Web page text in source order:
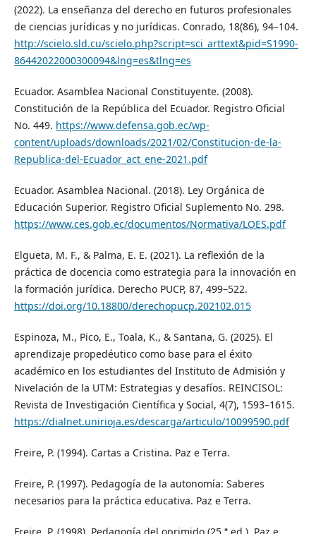
(2022). La enseñanza del derecho en futuros profesionales
de ciencias jurídicas y no jurídicas. Conrado, 18(86), 94–104.
http://scielo.sld.cu/scielo.php?script=sci_arttext&pid=S1990-
86442022000300094&lng=es&tlng=es
Ecuador. Asamblea Nacional Constituyente. (2008).
Constitución de la República del Ecuador. Registro Oficial
No. 449. https://www.defensa.gob.ec/wp-
content/uploads/downloads/2021/02/Constitucion-de-la-
Republica-del-Ecuador_act_ene-2021.pdf
Ecuador. Asamblea Nacional. (2018). Ley Orgánica de
Educación Superior. Registro Oficial Suplemento No. 298.
https://www.ces.gob.ec/documentos/Normativa/LOES.pdf
Elgueta, M. F., & Palma, E. E. (2021). La reflexión de la
práctica de docencia como estrategia para la innovación en
la formación jurídica. Derecho PUCP, 87, 499–522.
https://doi.org/10.18800/derechopucp.202102.015
Espinoza, M., Pico, E., Toala, K., & Santana, G. (2025). El
aprendizaje propedéutico como base para el éxito
académico en los estudiantes del Instituto de Admisión y
Nivelación de la UTM: Estrategias y desafíos. REINCISOL:
Revista de Investigación Científica y Social, 4(7), 1593–1615.
https://dialnet.unirioja.es/descarga/articulo/10099590.pdf
Freire, P. (1994). Cartas a Cristina. Paz e Terra.
Freire, P. (1997). Pedagogía de la autonomía: Saberes
necesarios para la práctica educativa. Paz e Terra.